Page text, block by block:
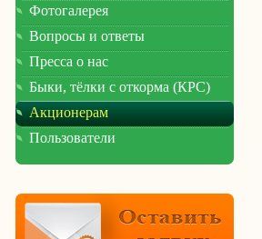
Фотогалерея
Вопросы и ответы
Пресса о нас
Быки, тёлки с откорма (КРС)
Акционерам
Пользователи